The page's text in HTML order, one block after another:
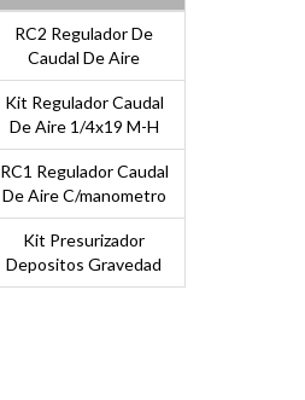
RC2 Regulador De
Caudal De Aire
Kit Regulador Caudal
De Aire 1/4x19 M-H
RC1 Regulador Caudal
De Aire C/manometro
Kit Presurizador
Depositos Gravedad